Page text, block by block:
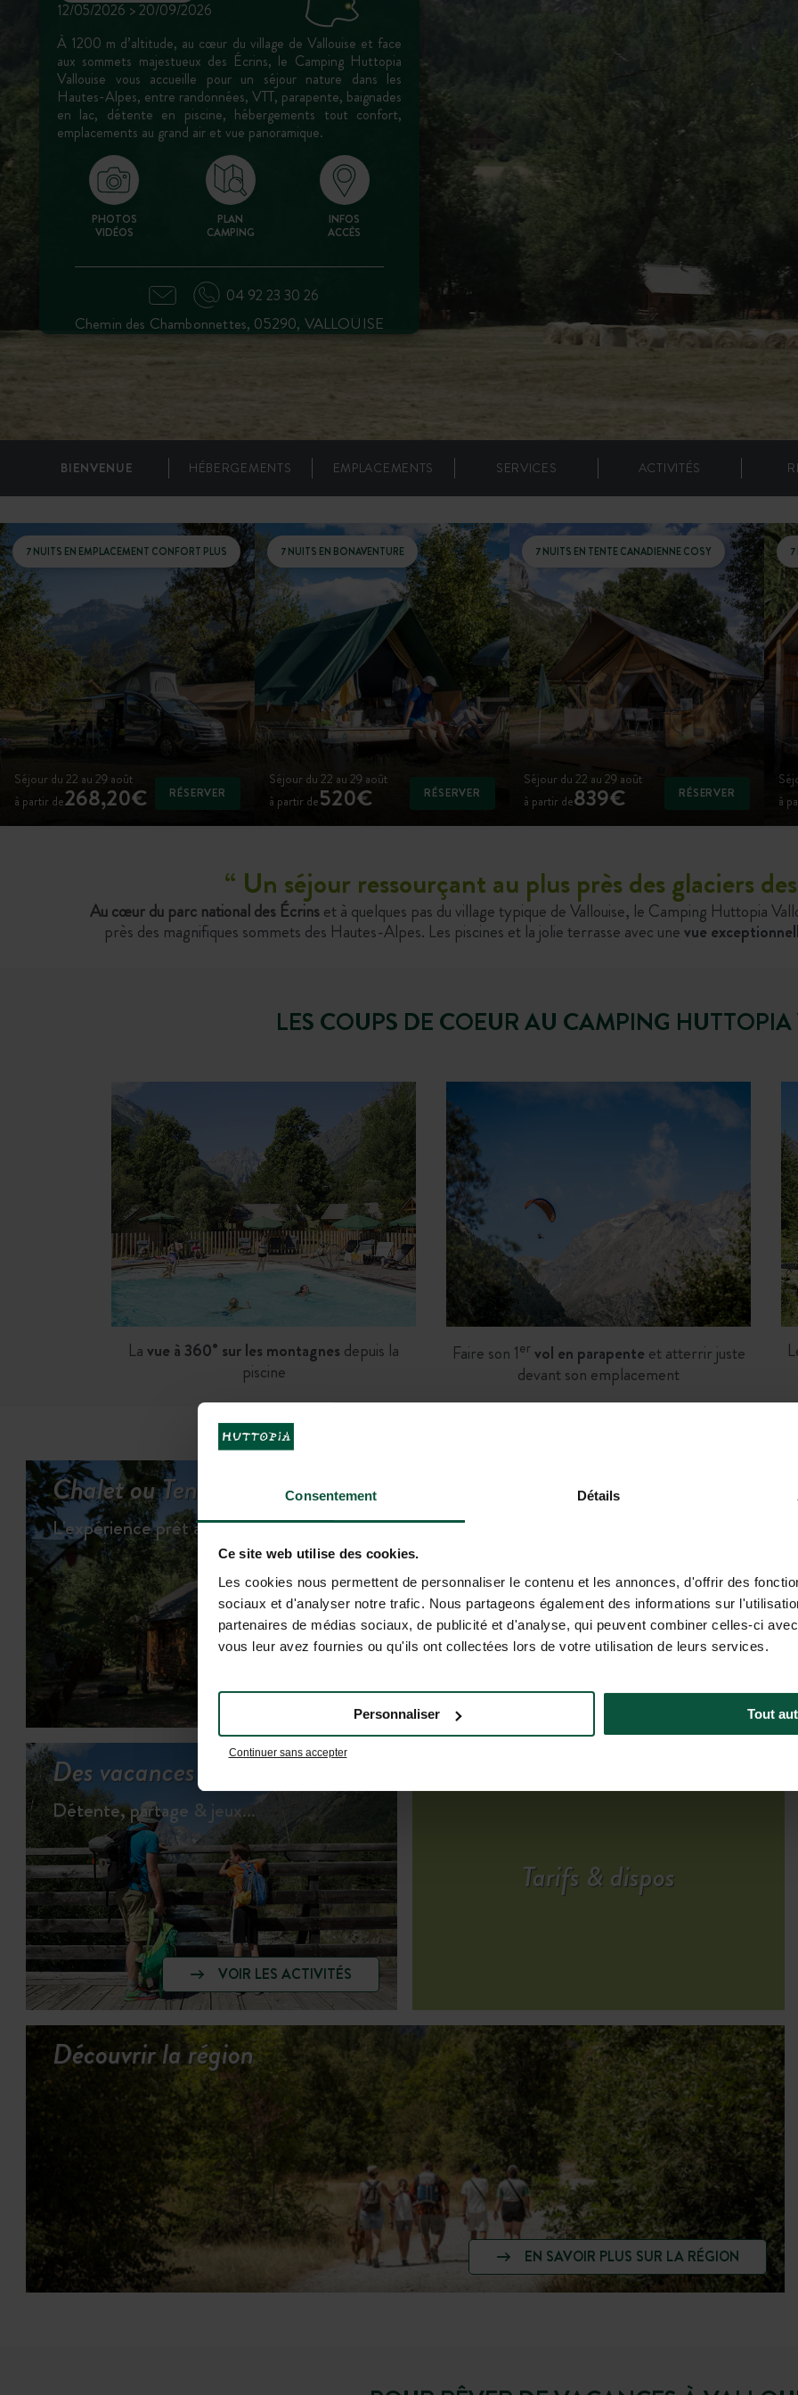
Consentement Détails
Ce site web utilise des cookies.
Les cookies nous permettent de personnaliser le contenu et les annonces, d'offrir des
sociaux et d'analyser notre trafic. Nous partageons également des informations sur
partenaires de médias sociaux, de publicité et d'analyse, qui peuvent combiner celles-ci
vous leur avez fournies ou qu'ils ont collectées lors de votre utilisation de leurs services.
Continuer sans accepter
Personnaliser Tout
12/05/2026 > 20/09/2026
À 1200 m d’altitude, au cœur du village de Vallouise et face
aux sommets majestueux des Écrins, le Camping Huttopia
Vallouise vous accueille pour un séjour nature dans les
Hautes-Alpes, entre randonnées, VTT, parapente, baignades
en lac, détente en piscine, hébergements tout confort,
emplacements au grand air et vue panoramique.
PHOTOS
VIDÉOS
PLAN
CAMPING
INFOS
ACCÈS
04 92 23 30 26
Chemin des Chambonnettes, 05290, VALLOUISE
BIENVENUE HÉBERGEMENTS EMPLACEMENTS SERVICES ACTIVITÉS
7 NUITS EN EMPLACEMENT CONFORT PLUS
Séjour du 22 au 29 août
à partir de268,20€ RÉSERVER
7 NUITS EN BONAVENTURE
Séjour du 22 au 29 août
à partir de520€ RÉSERVER
7 NUITS EN TENTE CANADIENNE COSY
Séjour du 22 au 29 août
à partir de839€ RÉSERVER
à
“ Un séjour ressourçant au plus près des glaciers
Au cœur du parc national des Écrinset à quelques pas du village typique de Vallouise, le Camping Huttopia
près des magnifiques sommets des Hautes-Alpes. Les piscines et la jolie terrasse avec unevue
LES COUPS DE COEUR AU CAMPING
Lavue à 360° sur les montagnes depuis la
piscine
Faire son 1er vol en parapente et atterrir juste
devant son emplacement
Chalet ou Tente à vous de choisir…
L'expérience prêt à camper
VOIR LES HÉBERGEMENTS
Campez en
Des vacances bien remplies.
Détente, partage & jeux…
VOIR LES ACTIVITÉS
Tarifs & dispos
Découvrir la région
EN SAVOIR PLUS SUR LA RÉGION